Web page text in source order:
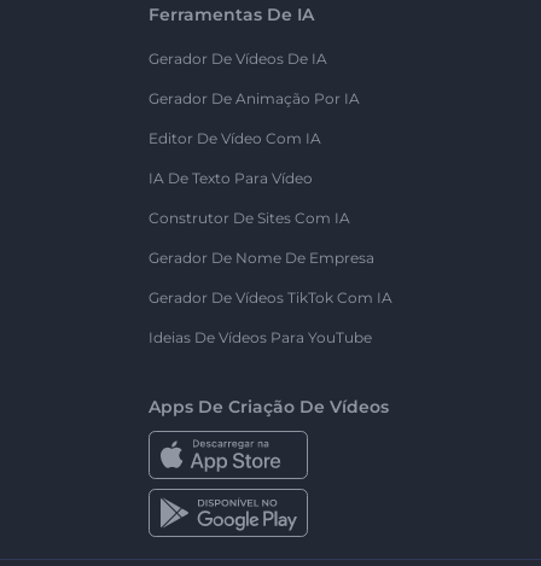
Ferramentas De IA
Gerador De Vídeos De IA
Gerador De Animação Por IA
Editor De Vídeo Com IA
IA De Texto Para Vídeo
Construtor De Sites Com IA
Gerador De Nome De Empresa
Gerador De Vídeos TikTok Com IA
Ideias De Vídeos Para YouTube
Apps De Criação De Vídeos